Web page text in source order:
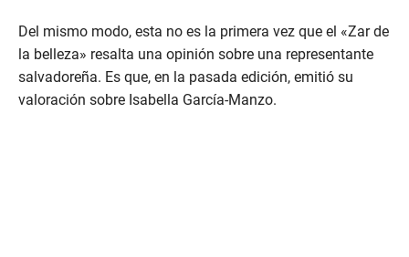
Del mismo modo, esta no es la primera vez que el «Zar de
la belleza» resalta una opinión sobre una representante
salvadoreña. Es que, en la pasada edición, emitió su
valoración sobre Isabella García-Manzo.